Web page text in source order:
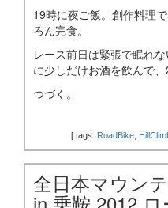
19時に夜ご飯。創作料理
ろん完食。
レース前日は緊張で眠れ
に少しだけお酒を飲んで、
つづく。
[ tags: RoadBike,
全日本マウン